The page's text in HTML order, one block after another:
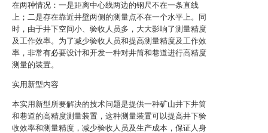
在两种情况：一是距离中心线两边的钢尺不在一条直线
上；二是存在靠近井壁两侧的测量点不在一个水平上。同
时，由于井下空间小、验收人员多，大大影响了测量精度
及工作效率。为了减少验收人员和提高测量精度及工作效
率，非常有必要设计和开发一种对井筒和巷道进行高精度
测量的装置。
实用新型内容
本实用新型所要解决的技术问题是提供一种矿山井下井筒
和巷道的高精度测量装置，这种测量装置可以提高井下验
收效率和测量精度，减少验收人员及生产成本，保证人身